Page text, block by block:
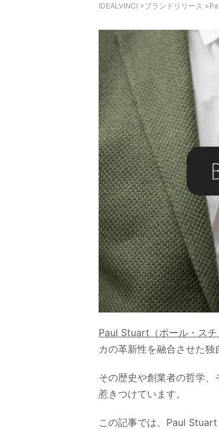
IDEALVINCI >ブランドリリース >
Paul Stuart（ポール・スチ
カの革新性を融合させた独
その歴史や創業者の哲学
惹きつけています。
この記事では、Paul